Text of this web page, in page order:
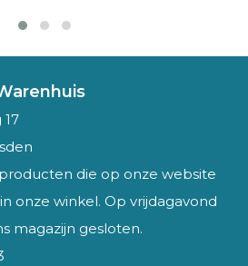
die op onze website
onze winkel. Op vrijdagavond
magazijn gesloten.